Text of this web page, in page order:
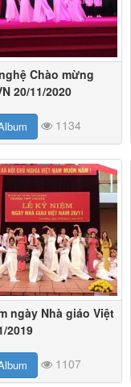
Chào mừng
20/11/2020
1134
ngày Nhà giáo Việt
2019
1107